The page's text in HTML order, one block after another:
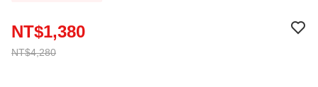
NT$4,280
NT$1,380